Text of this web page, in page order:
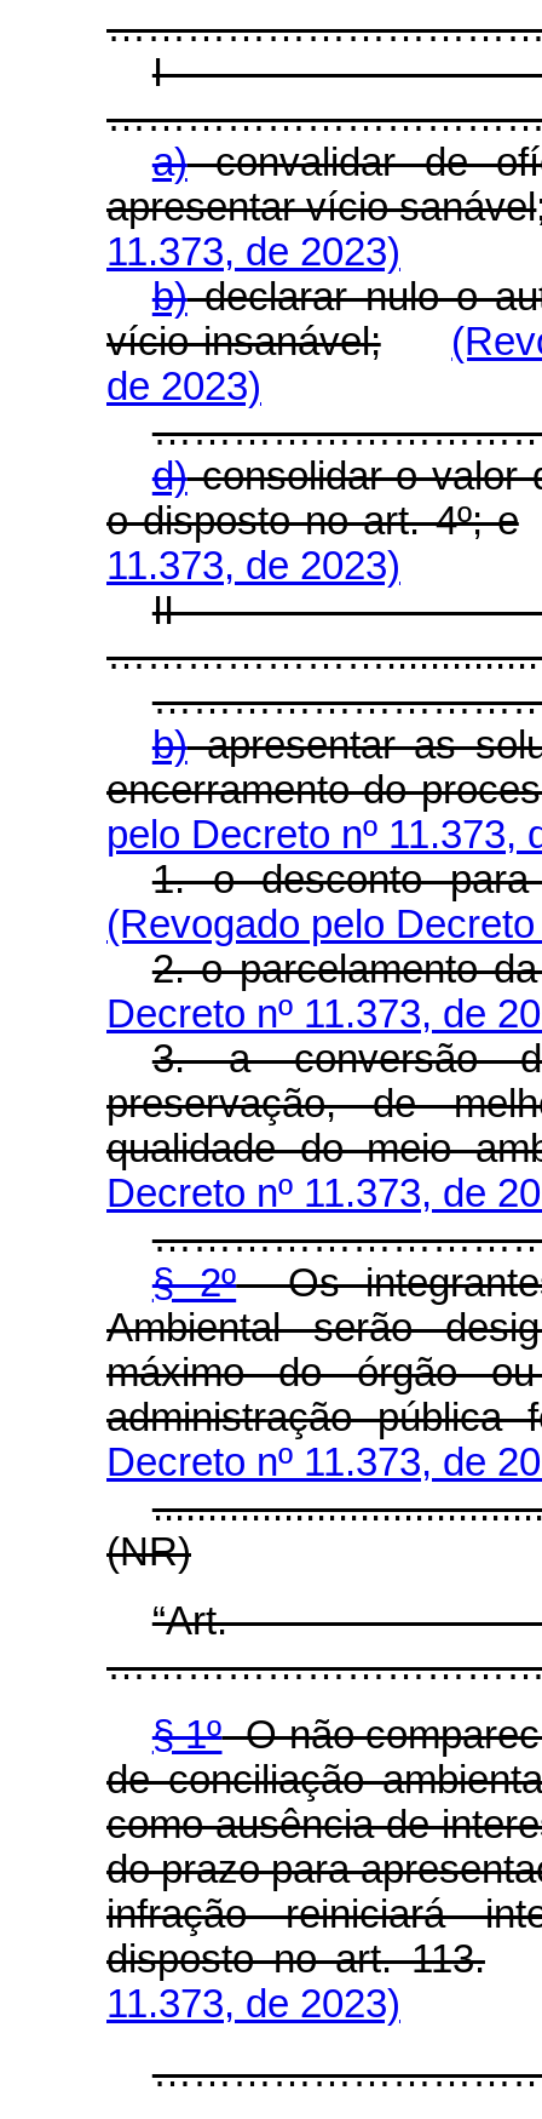
I
a)convalidar de
apresentar vício sanável
11.373, de 2023)
b)declarar nulo o
vício insanável;
de 2023)
d)consolidar o valor
o disposto no art. 4º; e
11.373, de 2023)
b)apresentar as
encerramento do
pelo Decreto nº 11.373,
1. o desconto para
(Revogado pelo
2. o parcelamento
Decreto nº 11.373, de
3. a conversão
preservação, de
qualidade do meio
Decreto nº 11.373, de
§ 2ºOs
Ambiental serão
máximo do órgão
administração pública
Decreto nº 11.373, de
(NR)
§ 1ºO não
de conciliação
como ausência de
do prazo para
infração reiniciará
disposto no art. 113.
11.373, de 2023)